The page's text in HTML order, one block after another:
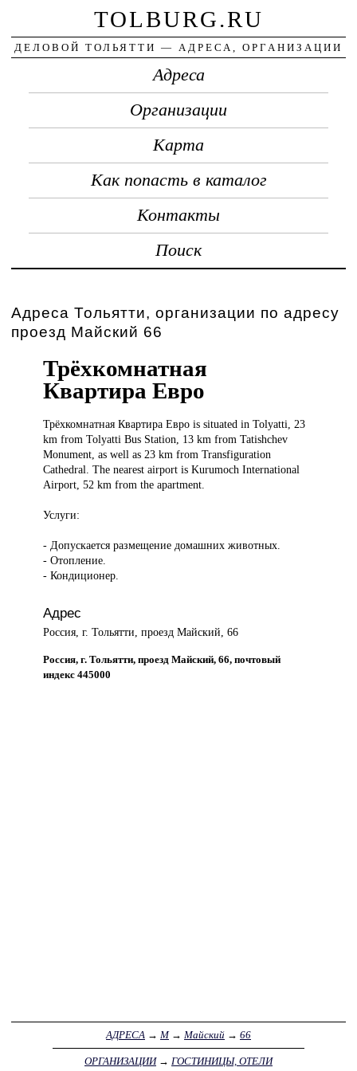
TOLBURG.RU
ДЕЛОВОЙ ТОЛЬЯТТИ — АДРЕСА, ОРГАНИЗАЦИИ
Адреса
Организации
Карта
Как попасть в каталог
Контакты
Поиск
Адреса Тольятти, организации по адресу
проезд Майский 66
Трёхкомнатная
Квартира Евро
Трёхкомнатная КвартираЕвро is situated in Tolyatti, 23
km from Tolyatti Bus Station, 13 km from Tatishchev
Monument, as well as 23 km from Transfiguration
Cathedral. The nearest airport is Kurumoch International
Airport, 52 km from the apartment.
Услуги:
- Допускается размещение домашних животных.
- Отопление.
- Кондиционер.
Адрес
Россия, г. Тольятти, проезд Майский, 66
Россия, г. Тольятти, проезд Майский, 66, почтовый
индекс 445000
АДРЕСА → М→ Майский → 66
ОРГАНИЗАЦИИ→ ГОСТИНИЦЫ, ОТЕЛИ